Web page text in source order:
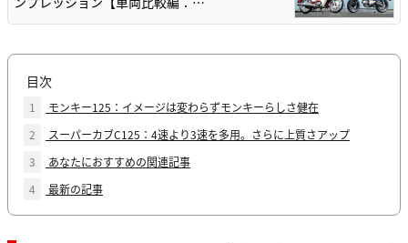
目次
1
モンキー125：イメージは変わらずモンキーらしさ健在
2
スーパーカブC125：4速より3速を多用。さらに上質さアップ
3
あなたにおすすめの関連記事
4
最新の記事